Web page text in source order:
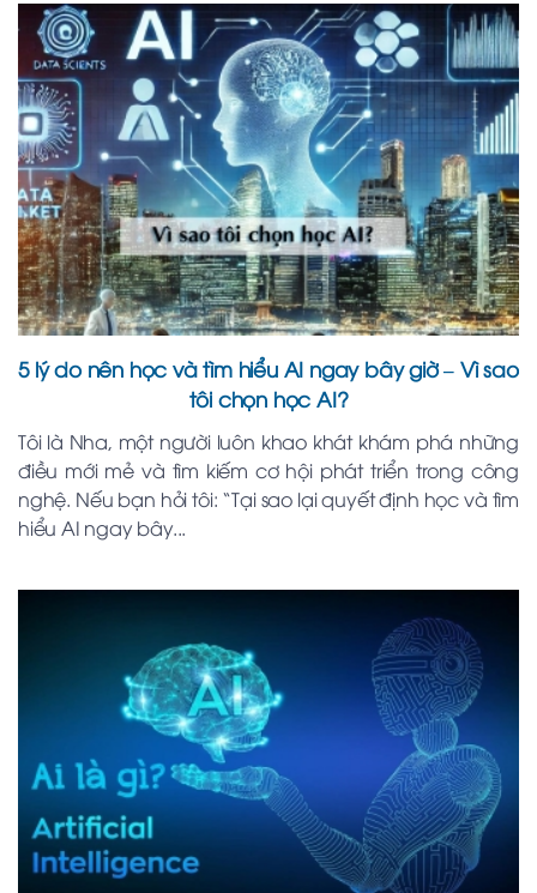
5 lý do nên học và tìm hiểu AI ngay bây giờ – Vì sao
tôi chọn học AI?
Tôi là Nha, một người luôn khao khát khám phá những
điều mới mẻ và tìm kiếm cơ hội phát triển trong công
nghệ. Nếu bạn hỏi tôi: “Tại sao lại quyết định học và tìm
hiểu AI ngay bây...